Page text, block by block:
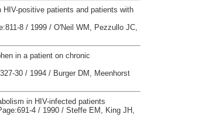
positive patients and patients with
8 / 1999 / O'Neil WM, Pezzullo JC,
in a patient on chronic
30 / 1994 / Burger DM, Meenhorst
in HIV-infected patients
4 / 1990 / Steffe EM, King JH,